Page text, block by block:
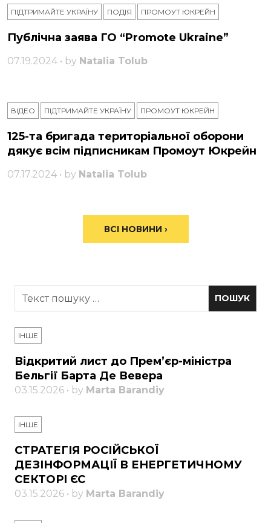
ПІДТРИМАЙТЕ УКРАЇНУ ПОДІЯ ПРОМОУТ ЮКРЕЙН
Публічна заява ГО “Promote Ukraine”
07.19.2024 • by Natalia Tolub
ВІДЕО ПІДТРИМАЙТЕ УКРАЇНУ ПРОМОУТ ЮКРЕЙН
125-та бригада територіальної оборони
дякує всім підписникам Промоут Юкрейн
07.17.2024 • by Natalia Tolub
ВСІ НОВИНИ ›
ІНШЕ
Відкритий лист до Прем’єр-міністра
Бельгії Барта Де Вевера
03.15.2026 • by Marta Barandiy
ІНШЕ
СТРАТЕГІЯ РОСІЙСЬКОЇ
ДЕЗІНФОРМАЦІЇ В ЕНЕРГЕТИЧНОМУ
СЕКТОРІ ЄС
03.15.2026 • by Marta Barandiy